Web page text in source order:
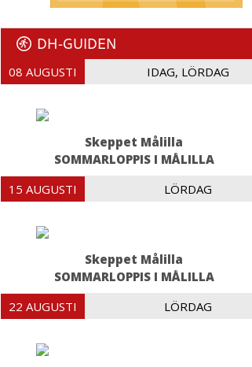
DH-GUIDEN
08 AUGUSTI IDAG, LÖRDAG
Skeppet Målilla
SOMMARLOPPIS I MÅLILLA
15 AUGUSTI LÖRDAG
Skeppet Målilla
SOMMARLOPPIS I MÅLILLA
22 AUGUSTI LÖRDAG